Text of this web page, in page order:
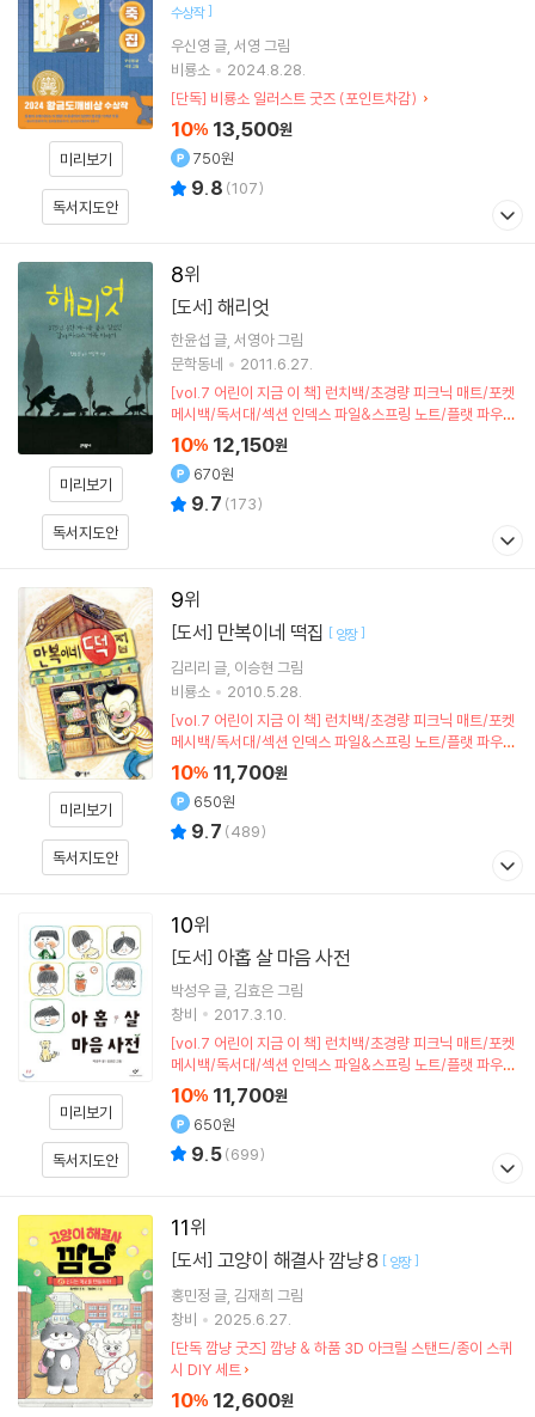
미리보기
독서지도안
수상작]
우신영 글 서영 그림
비룡소
2024.8.28.
[단독] 비룡소 일러스트 굿즈 (포인트차감)
10% 13,500원
750원
9.8 (107)
8
미리보기
독서지도안
[도서] 해리엇
한윤섭 글 서영아그림
문학동네
2011.6.27.
[vol.7 어린이 지금 이 책] 런치백/초경량 피크닉 매트/포켓
메시백/독서대/섹션 인덱스 파일&스프링 노트/플랫 파우치
(포인트차감)
10% 12,150원
670원
9.7 (173)
9
미리보기
독서지도안
[도서] 만복이네 떡집 [ 양장]
김리리 글 이승현 그림
비룡소
2010.5.28.
[vol.7 어린이 지금 이 책] 런치백/초경량 피크닉 매트/포켓
메시백/독서대/섹션 인덱스 파일&스프링 노트/플랫 파우치
(포인트차감)
10% 11,700원
650원
9.7 (489)
10
미리보기
독서지도안
[도서] 아홉 살 마음 사전
박성우글 김효은그림
창비
2017.3.10.
[vol.7 어린이 지금 이 책] 런치백/초경량 피크닉 매트/포켓
메시백/독서대/섹션 인덱스 파일&스프링 노트/플랫 파우치
(포인트차감)
10% 11,700원
650원
9.5(699)
11
[도서] 고양이 해결사 깜냥 8 [ 양장]
홍민정 글 김재희 그림
창비
2025.6.27.
[단독 깜냥 굿즈] 깜냥 & 하품 3D 아크릴 스탠드/종이 스퀴
시 DIY 세트
10% 12,600원